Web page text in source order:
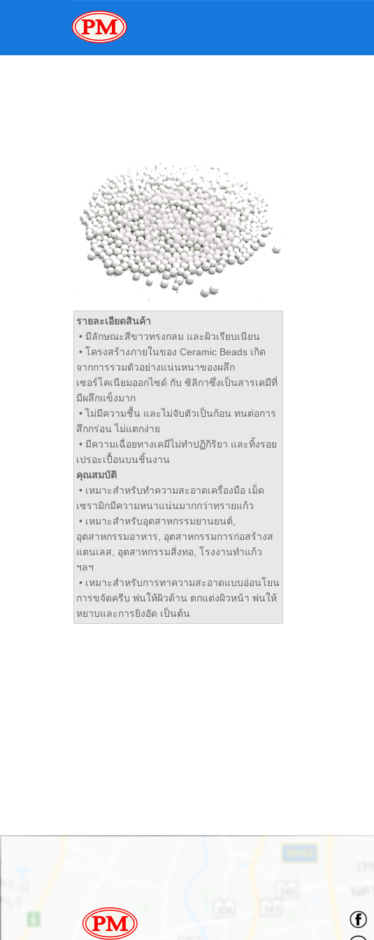
รายละเอียดสินค้า
• มีลักษณะสีขาวทรงกลม และผิวเรียบเนียน
• โครงสร้างภายในของ Ceramic Beads เกิด
จากการรวมตัวอย่างแน่นหนาของผลึก
เซอร์โคเนียมออกไซด์ กับ ซิลิกาซึ่งเป็นสารเคมีที่
มีผลึกแข็งมาก
• ไม่มีความชื้น และไม่จับตัวเป็นก้อน ทนต่อการ
สึกกร่อน ไม่แตกง่าย
• มีความเฉื่อยทางเคมีไม่ทำปฏิกิริยา และทิ้งรอย
เปรอะเปื้อนบนชิ้นงาน
คุณสมบัติ
• เหมาะสำหรับทำความสะอาดเครื่องมือ เม็ด
เซรามิกมีความหนาแน่นมากกว่าทรายแก้ว
• เหมาะสำหรับอุตสาหกรรมยานยนต์,
อุตสาหกรรมอาหาร, อุตสาหกรรมการก่อสร้างส
แตนเลส, อุตสาหกรรมสิ่งทอ, โรงงานทำแก้ว
ฯลฯ
• เหมาะสำหรับการทาความสะอาดแบบอ่อนโยน
การขจัดครีบ พ่นให้ผิวด้าน ตกแต่งผิวหน้า พ่นให้
หยาบและการยิงอัด เป็นต้น